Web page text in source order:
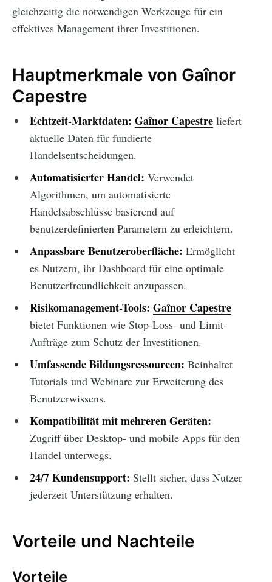
gleichzeitig die notwendigen Werkzeuge für ein
effektives Management ihrer Investitionen.
Hauptmerkmale von Gaînor
Capestre
Echtzeit-Marktdaten: Gaînor Capestreliefert
aktuelle Daten für fundierte
Handelsentscheidungen.
Automatisierter Handel: Verwendet
Algorithmen, um automatisierte
Handelsabschlüsse basierend auf
benutzerdefinierten Parametern zu erleichtern.
Anpassbare Benutzeroberfläche: Ermöglicht
es Nutzern, ihr Dashboard für eine optimale
Benutzerfreundlichkeit anzupassen.
Risikomanagement-Tools: Gaînor Capestre
bietet Funktionen wie Stop-Loss- und Limit-
Aufträge zum Schutz der Investitionen.
Umfassende Bildungsressourcen: Beinhaltet
Tutorials und Webinare zur Erweiterung des
Benutzerwissens.
Kompatibilität mit mehreren Geräten:
Zugriff über Desktop- und mobile Apps für den
Handel unterwegs.
24/7 Kundensupport: Stellt sicher, dass Nutzer
jederzeit Unterstützung erhalten.
Vorteile und Nachteile
Vorteile